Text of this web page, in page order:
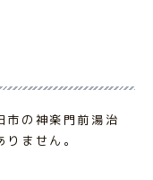
市の神楽門前湯治
ません。